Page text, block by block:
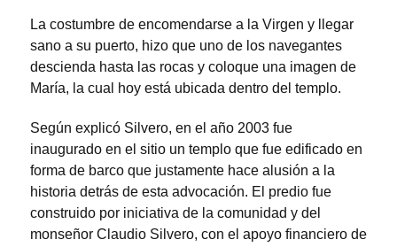
La costumbre de encomendarse a la Virgen y llegar
sano a su puerto, hizo que uno de los navegantes
descienda hasta las rocas y coloque una imagen de
María, la cual hoy está ubicada dentro del templo.
Según explicó Silvero, en el año 2003 fue
inaugurado en el sitio un templo que fue edificado en
forma de barco que justamente hace alusión a la
historia detrás de esta advocación. El predio fue
construido por iniciativa de la comunidad y del
monseñor Claudio Silvero, con el apoyo financiero de